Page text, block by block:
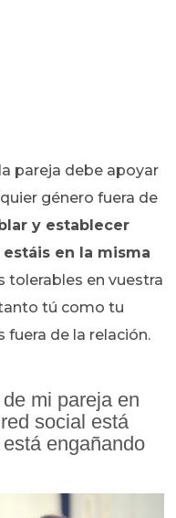
pareja debe apoyar
género fuera de
y establecer
en la misma
tolerables en vuestra
tú como tu
de la relación.
mi pareja en
social está
engañando